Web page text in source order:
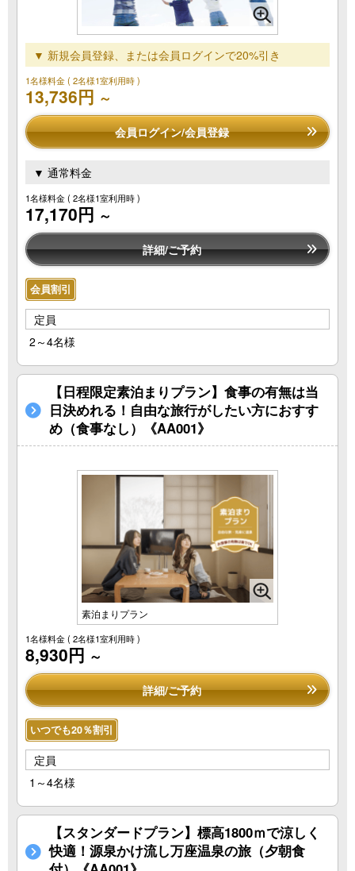
▼ 新規会員登録、または会員ログインで20%引き
1名様料金( 2名様1室利用時 )
13,736円 ～
会員ログイン/会員登録
▼ 通常料金
1名様料金( 2名様1室利用時 )
17,170円 ～
詳細/ご予約
会員割引
定員
2～4名様
【日程限定素泊まりプラン】食事の有無は当
日決めれる！自由な旅行がしたい方におすす
め（食事なし）《AA001》
素泊まりプラン
1名様料金( 2名様1室利用時 )
8,930円 ～
詳細/ご予約
いつでも20％割引
定員
1～4名様
【スタンダードプラン】標高1800ｍで涼しく
快適！源泉かけ流し万座温泉の旅（夕朝食